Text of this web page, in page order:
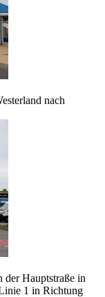
nach
Hauptstraße in
1 in Richtung